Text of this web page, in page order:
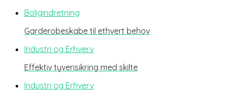
Boligindretning
Garderobeskabe til ethvert behov
Industri og Erhverv
Effektiv tyverisikring med skilte
Industri og Erhverv